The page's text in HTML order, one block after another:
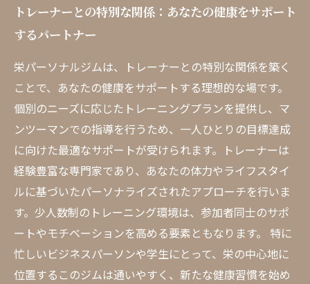
トレーナーとの特別な関係：あなたの健康をサポート
するパートナー
栄パーソナルジムは、トレーナーとの特別な関係を築く
ことで、あなたの健康をサポートする理想的な場です。
個別のニーズに応じたトレーニングプランを提供し、マ
ンツーマンでの指導を行うため、一人ひとりの目標達成
に向けた最適なサポートが受けられます。トレーナーは
経験豊富な専門家であり、あなたの体力やライフスタイ
ルに基づいたパーソナライズされたアプローチを行いま
す。少人数制のトレーニング環境は、参加者同士のサポ
ートやモチベーションを高める要素ともなります。 特に
忙しいビジネスパーソンや学生にとって、栄の中心地に
位置するこのジムは通いやすく、新たな健康習慣を始め